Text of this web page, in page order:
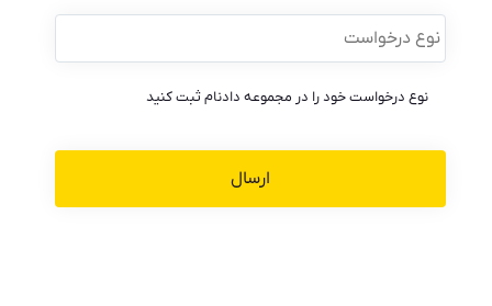
نوع
درخواست *
نوع درخواست خود را در مجموعه دادنام ثبت کنید